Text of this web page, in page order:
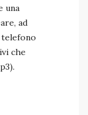
una
ad
che